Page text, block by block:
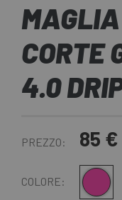
CORTE
4.0
PREZZO: 85 €
COLORE: Rosa